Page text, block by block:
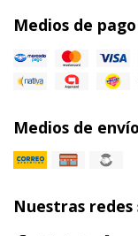
Medios de pago
Medios de envío
Nuestras redes